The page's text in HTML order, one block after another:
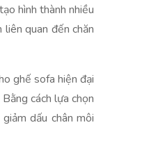
hình thành nhiều
quan đến chăn
ghế sofa hiện đại
cách lựa chọn
dấu chân môi